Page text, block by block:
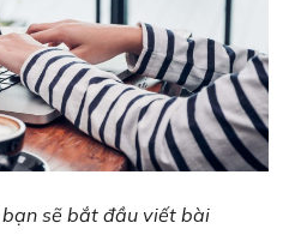
sẽ bắt đầu viết bài